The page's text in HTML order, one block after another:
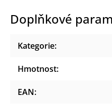
Doplňkové
Kategorie:
Hmotnost:
EAN: